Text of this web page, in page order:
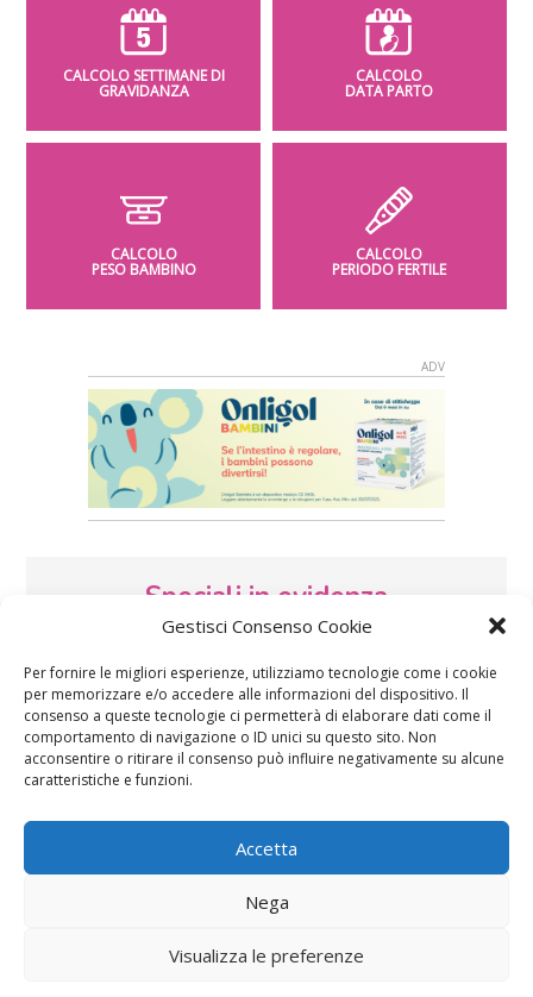
Gestisci Consenso Cookie
Per fornire le migliori esperienze, utilizziamo tecnologie come i cookie
per memorizzare e/o accedere alle informazioni del dispositivo. Il
consenso a queste tecnologie ci permetterà di elaborare dati come il
comportamento di navigazione o ID unici su questo sito. Non
acconsentire o ritirare il consenso può influire negativamente su alcune
caratteristiche e funzioni.
Accetta
Nega
Visualizza le preferenze
CALCOLO SETTIMANE DI
GRAVIDANZA
CALCOLO
DATA PARTO
CALCOLO
PESO BAMBINO
CALCOLO
PERIODO FERTILE
Speciali in evidenza